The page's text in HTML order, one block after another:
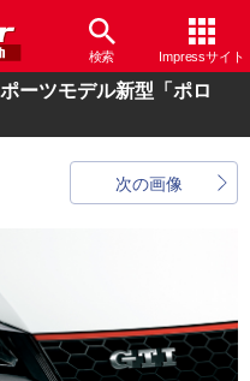
検索 Impressサイト
ーツモデル新型「ポロ
次の画像